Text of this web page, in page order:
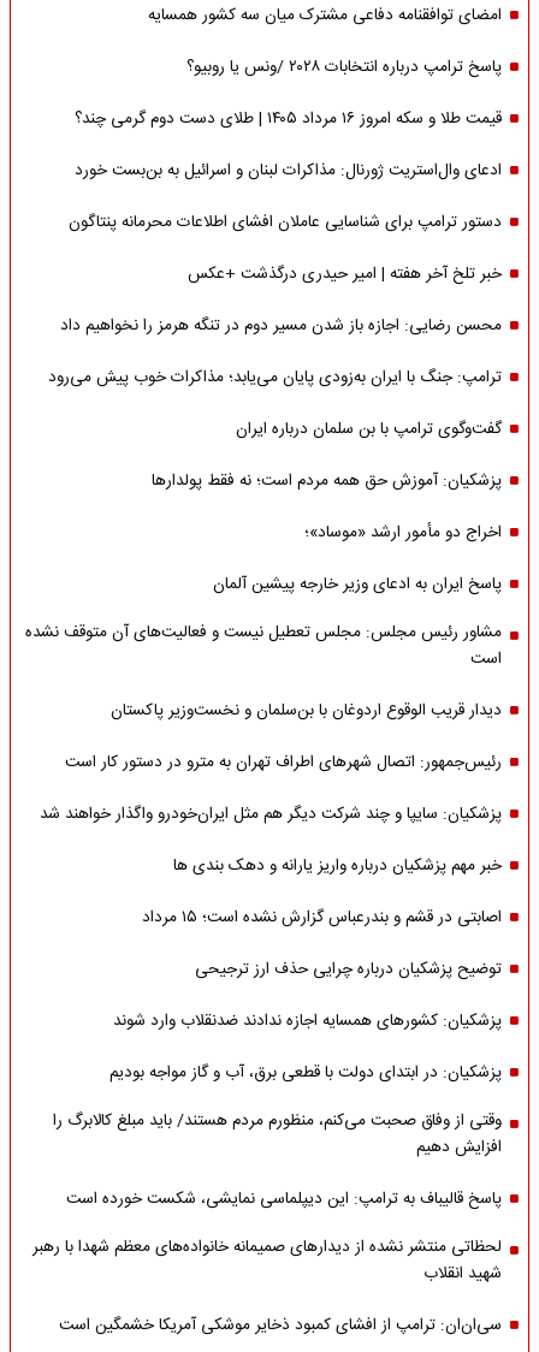
امضای توافقنامه دفاعی مشترک میان سه کشور همسایه
پاسخ ترامپ درباره انتخابات ۲۰۲۸ /ونس یا روبیو؟
قیمت طلا و سکه امروز ۱۶ مرداد ۱۴۰۵ | طلای دست دوم گرمی چند؟
ادعای وال‌استریت ژورنال: مذاکرات لبنان و اسرائیل به بن‌بست خورد
دستور ترامپ برای شناسایی عاملان افشای اطلاعات محرمانه پنتاگون
خبر تلخ آخر هفته | امیر حیدری درگذشت +عکس
محسن رضایی: اجازه باز شدن مسیر دوم در تنگه هرمز را نخواهیم داد
ترامپ: جنگ با ایران به‌زودی پایان می‌یابد؛ مذاکرات خوب پیش می‌رود
گفت‌وگوی ترامپ با بن سلمان درباره ایران
پزشکیان: آموزش حق همه مردم است؛ نه فقط پولدارها
اخراج دو مأمور ارشد «موساد»؛
پاسخ ایران به ادعای وزیر خارجه پیشین آلمان
مشاور رئیس مجلس: مجلس تعطیل نیست و فعالیت‌های آن متوقف نشده
است
دیدار قریب الوقوع اردوغان با بن‌سلمان و نخست‌وزیر پاکستان
رئیس‌جمهور: اتصال شهرهای اطراف تهران به مترو در دستور کار است
پزشکیان: سایپا و چند شرکت دیگر هم مثل ایران‌خودرو واگذار خواهند شد
خبر مهم پزشکیان درباره واریز یارانه و دهک بندی ها
اصابتی در قشم و بندرعباس گزارش نشده است؛ ۱۵ مرداد
توضیح پزشکیان درباره چرایی حذف ارز ترجیحی
پزشکیان: کشورهای همسایه اجازه ندادند ضدنقلاب وارد شوند
پزشکیان: در ابتدای دولت با قطعی برق، آب و گاز مواجه بودیم
وقتی از وفاق صحبت می‌کنم، منظورم مردم هستند/ باید مبلغ کالابرگ را
افزایش دهیم
پاسخ قالیباف به ترامپ: این دیپلماسی نمایشی، شکست خورده است
لحظاتی منتشر نشده از دیدارهای صمیمانه خانواده‌های معظم شهدا با رهبر
شهید انقلاب
سی‌ان‌ان: ترامپ از افشای کمبود ذخایر موشکی آمریکا خشمگین است